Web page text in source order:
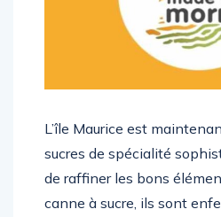
L’île Maurice est
sucres de spécialité
de raffiner les bons
canne à sucre, ils sont